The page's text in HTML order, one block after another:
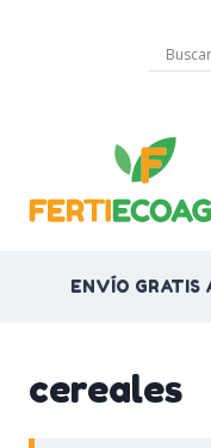
ENVÍO GRATIS
cereales